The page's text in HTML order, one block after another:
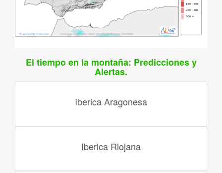
El tiempo en la montaña: Predicciones y
Alertas.
Iberica Aragonesa
Iberica Riojana